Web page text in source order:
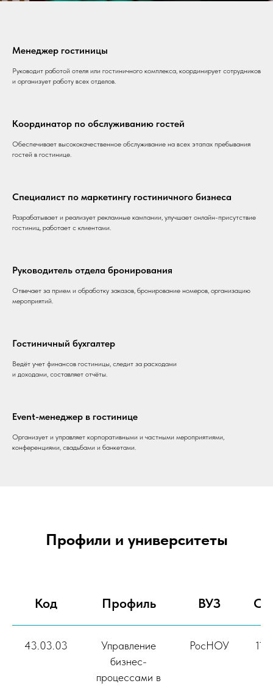
Менеджер гостиницы
Руководит работой отеля или гостиничного комплекса, координирует сотрудников
и организует работу всех отделов.
Координатор по обслуживанию гостей
Обеспечивает высококачественное обслуживание на всех этапах пребывания
гостей в гостинице.
Специалист по маркетингу гостиничного бизнеса
Разрабатывает и реализует рекламные кампании, улучшает онлайн-присутствие
гостиниц, работает с клиентами.
Руководитель отдела бронирования
Отвечает за прием и обработку заказов, бронирование номеров, организацию
мероприятий.
Гостиничный бухгалтер
Ведёт учет финансов гостиницы, следит за расходами
и доходами, составляет отчёты.
Event-менеджер в гостинице
Организует и управляет корпоративными и частными мероприятиями,
конференциями, свадьбами и банкетами.
Профили и университеты
Код Профиль ВУЗ
43.03.03
Управление
бизнес-
процессами в
РосНОУ